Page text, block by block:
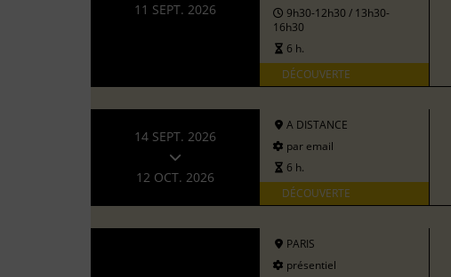
11 SEPT. 2026
9h30-12h30 / 13h30-
16h30
6 h.
DÉCOUVERTE
14 SEPT. 2026
12 OCT. 2026
A DISTANCE
par email
6 h.
DÉCOUVERTE
PARIS
présentiel